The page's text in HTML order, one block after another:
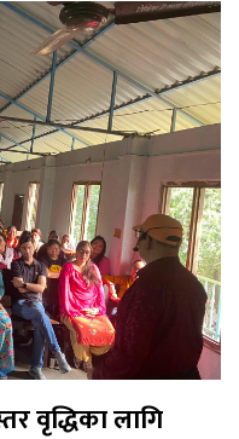
वृद्धिका लागि